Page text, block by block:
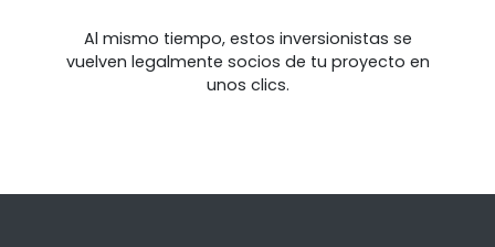
Al mismo tiempo, estos inversionistas se
vuelven legalmente socios de tu proyecto en
unos clics.